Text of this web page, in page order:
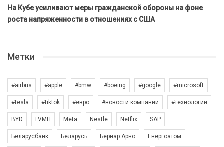
На Кубе усиливают меры гражданской обороны на фоне
роста напряженности в отношениях с США
Метки
#airbus #apple #bmw #boeing #google #microsoft
#tesla #tiktok #евро #новости компаний #технологии
BYD LVMH Meta Nestle Netflix SAP
Беларусбанк Беларусь Бернар Арно Енергоатом